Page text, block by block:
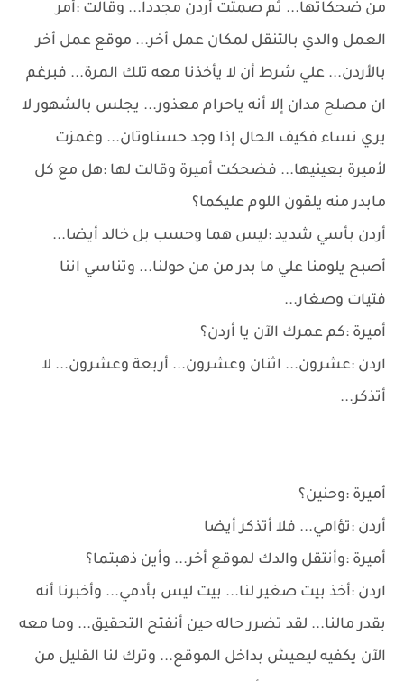
من ضحكاتها... ثم صمتت أردن مجددا... وقالت :أمر
العمل والدي بالتنقل لمكان عمل أخر... موقع عمل أخر
بالأردن... علي شرط أن لا يأخذنا معه تلك المرة... فبرغم
ان مصلح مدان إلا أنه ياحرام معذور... يجلس بالشهور لا
يري نساء فكيف الحال إذا وجد حسناوتان... وغمزت
لأميرة بعينيها... فضحكت أميرة وقالت لها :هل مع كل
مابدر منه يلقون اللوم عليكما؟
أردن بأسي شديد :ليس هما وحسب بل خالد أيضا...
أصبح يلومنا علي ما بدر من من حولنا... وتناسي اننا
فتيات وصغار...
أميرة :كم عمرك الآن يا أردن؟
اردن :عشرون... اثنان وعشرون... أربعة وعشرون... لا
أتذكر...
أميرة :وحنين؟
أردن :تؤامي... فلا أتذكر أيضا
أميرة :وأنتقل والدك لموقع أخر... وأين ذهبتما؟
اردن :أخذ بيت صغير لنا... بيت ليس بأدمي... وأخبرنا أنه
بقدر مالنا... لقد تضرر حاله حين أنفتح التحقيق... وما معه
الآن يكفيه ليعيش بداخل الموقع... وترك لنا القليل من